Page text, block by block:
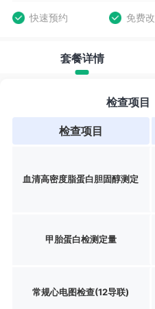
快速预约 免费
套餐详情
检查项目
检查项目
血清高密度脂蛋白胆固醇测定
甲胎蛋白检测定量
常规心电图检查(12导联)